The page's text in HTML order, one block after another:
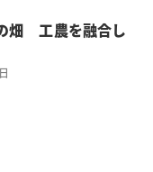
畑 工農を融合し